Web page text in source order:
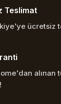
Teslimat
ücretsiz
alınan